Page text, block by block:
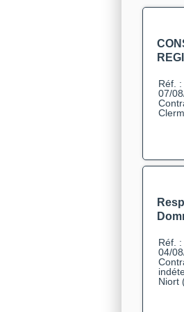
Réf.
07/
Réf.
04/
Niort